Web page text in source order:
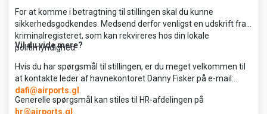
For at komme i betragtning til stillingen skal du kunne
sikkerhedsgodkendes. Medsend derfor venligst en udskrift fra
kriminalregisteret, som kan rekvireres hos din lokale
politimyndighed.
Vil du vide mere?
Hvis du har spørgsmål til stillingen, er du meget velkommen til
at kontakte leder af havnekontoret Danny Fisker på e-mail:
dafi@airports.gl
Generelle spørgsmål kan stiles til HR-afdelingen på
hr@airports.gl